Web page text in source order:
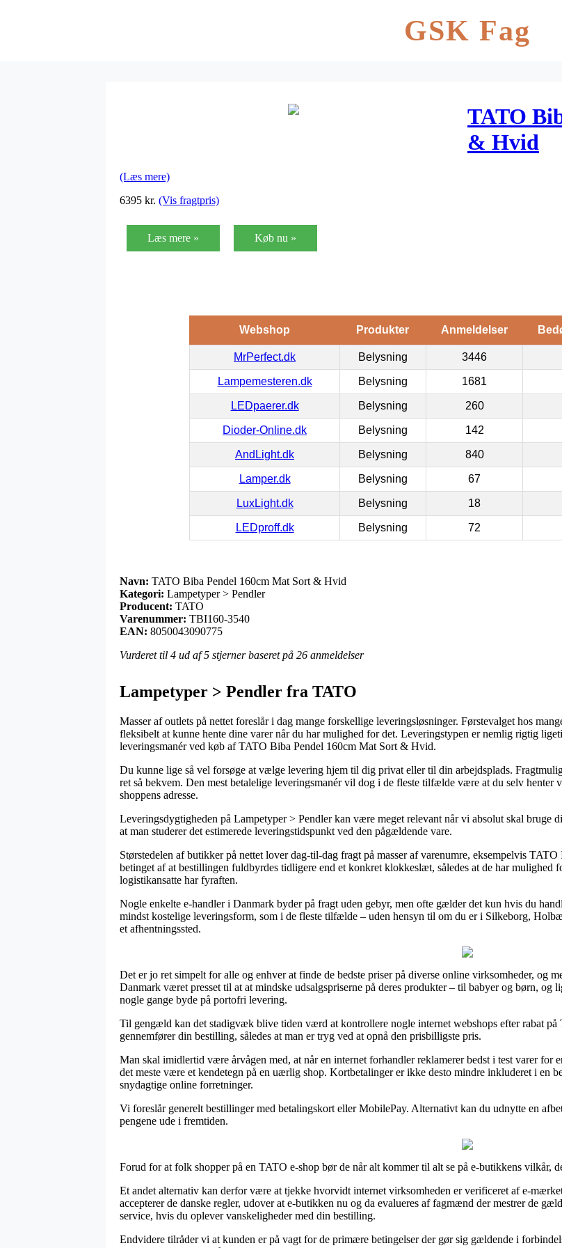
GSK Fag
TATO
& Hvid
(Læs mere)
6395 kr. (Vis fragtpris)
Læs mere » Køb nu »
Webshop Produkter Anmeldelser
MrPerfect.dk Belysning 3446
Lampemesteren.dk Belysning 1681
LEDpaerer.dk Belysning 260
Dioder-Online.dk Belysning 142
AndLight.dk Belysning 840
Lamper.dk Belysning 67
LuxLight.dk Belysning 18
LEDproff.dk Belysning 72
Navn: TATO Biba Pendel 160cm Mat Sort & Hvid
Kategori: Lampetyper > Pendler
Producent: TATO
Varenummer: TBI160-3540
EAN: 8050043090775
Vurderet til 4 ud af 5 stjerner baseret på 26 anmeldelser
Lampetyper > Pendler fra TATO
Masser af outlets på nettet foreslår i dag mange forskellige leveringsløsninger. Førstevalget hos
fleksibelt at kunne hente dine varer når du har mulighed for det. Leveringstypen er nemlig rigtig
leveringsmanér ved køb af TATO Biba Pendel 160cm Mat Sort & Hvid.
Du kunne lige så vel forsøge at vælge levering hjem til dig privat eller til din arbejdsplads.
ret så bekvem. Den mest betalelige leveringsmanér vil dog i de fleste tilfælde være at du selv
shoppens adresse.
Leveringsdygtigheden på Lampetyper > Pendler kan være meget relevant når vi absolut skal bruge
at man studerer det estimerede leveringstidspunkt ved den pågældende vare.
Størstedelen af butikker på nettet lover dag-til-dag fragt på masser af varenumre, eksempelvis
betinget af at bestillingen fuldbyrdes tidligere end et konkret klokkeslæt, således at de har mulighed
logistikansatte har fyraften.
Nogle enkelte e-handler i Danmark byder på fragt uden gebyr, men ofte gælder det kun hvis du
mindst kostelige leveringsform, som i de fleste tilfælde – uden hensyn til om du er i Silkeborg,
et afhentningssted.
Det er jo ret simpelt for alle og enhver at finde de bedste priser på diverse online virksomheder, og
Danmark været presset til at at mindske udsalgspriserne på deres produkter – til babyer og børn, og
nogle gange byde på portofri levering.
Til gengæld kan det stadigvæk blive tiden værd at kontrollere nogle internet webshops efter rabat
gennemfører din bestilling, således at man er tryg ved at opnå den prisbilligste pris.
Man skal imidlertid være årvågen med, at når en internet forhandler reklamerer bedst i test varer for
det meste være et kendetegn på en uærlig shop. Kortbetalinger er ikke desto mindre inkluderet i en
snydagtige online forretninger.
Vi foreslår generelt bestillinger med betalingskort eller MobilePay. Alternativt kan du udnytte en
pengene ude i fremtiden.
Forud for at folk shopper på en TATO e-shop bør de når alt kommer til alt se på e-butikkens vilkår,
Et andet alternativ kan derfor være at tjekke hvorvidt internet virksomheden er verificeret af e-
accepterer de danske regler, udover at e-butikken nu og da evalueres af fagmænd der mestrer de
service, hvis du oplever vanskeligheder med din bestilling.
Endvidere tilråder vi at kunden er på vagt for de primære betingelser der gør sig gældende i